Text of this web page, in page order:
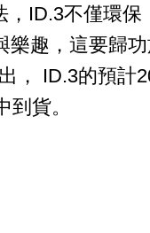
ID.3不僅環保
樂趣，這要歸
， ID.3的預計
貨。